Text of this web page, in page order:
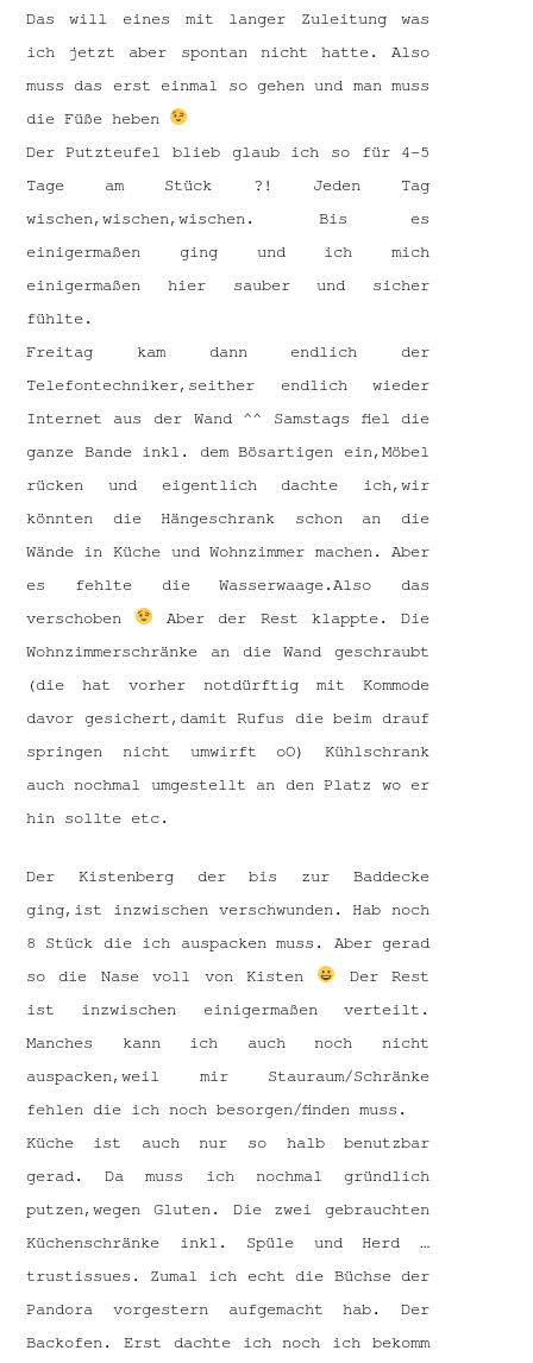
Das will eines mit langer Zuleitung was
ich jetzt aber spontan nicht hatte. Also
muss das erst einmal so gehen und man muss
die Füße heben
Der Putzteufel blieb glaub ich so für 4-5
Tage am Stück ?! Jeden Tag
wischen,wischen,wischen. Bis es
einigermaßen ging und ich mich
einigermaßen hier sauber und sicher
fühlte.
Freitag kam dann endlich der
Telefontechniker,seither endlich wieder
Internet aus der Wand ^^ Samstags fiel die
ganze Bande inkl. dem Bösartigen ein,Möbel
rücken und eigentlich dachte ich,wir
könnten die Hängeschrank schon an die
Wände in Küche und Wohnzimmer machen. Aber
es fehlte die Wasserwaage.Also das
verschoben
Aber der Rest klappte. Die
Wohnzimmerschränke an die Wand geschraubt
(die hat vorher notdürftig mit Kommode
davor gesichert,damit Rufus die beim drauf
springen nicht umwirft oO) Kühlschrank
auch nochmal umgestellt an den Platz wo er
hin sollte etc.
Der Kistenberg der bis zur Baddecke
ging,ist inzwischen verschwunden. Hab noch
8 Stück die ich auspacken muss. Aber gerad
so die Nase voll von Kisten
Der Rest
ist inzwischen einigermaßen verteilt.
Manches kann ich auch noch nicht
auspacken,weil mir Stauraum/Schränke
fehlen die ich noch besorgen/finden muss.
Küche ist auch nur so halb benutzbar
gerad. Da muss ich nochmal gründlich
putzen,wegen Gluten. Die zwei gebrauchten
Küchenschränke inkl. Spüle und Herd …
trustissues. Zumal ich echt die Büchse der
Pandora vorgestern aufgemacht hab. Der
Backofen. Erst dachte ich noch ich bekomm